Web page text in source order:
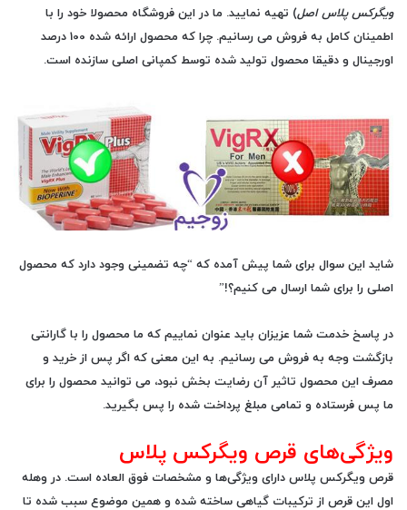
ویگرکس پلاس اصل) تهیه نمایید. ما در این فروشگاه محصولا خود را با
اطمینان کامل به فروش می رسانیم. چرا که محصول ارائه شده 100 درصد
اورجینال و دقیقا محصول تولید شده توسط کمپانی اصلی سازنده است.
شاید این سوال برای شما پیش آمده که “چه تضمینی وجود دارد که محصول
اصلی را برای شما ارسال می کنیم؟!”
در پاسخ خدمت شما عزیزان باید عنوان نماییم که ما محصول را با گارانتی
بازگشت وجه به فروش می رسانیم. به این معنی که اگر پس از خرید و
مصرف این محصول تاثیر آن رضایت بخش نبود، می توانید محصول را برای
ما پس فرستاده و تمامی مبلغ پرداخت شده را پس بگیرید.
ویژگی‌های قرص ویگرکس پلاس
قرص ویگرکس پلاس دارای ویژگی‌ها و مشخصات فوق‌ العاده است. در وهله
اول این قرص از ترکیبات گیاهی ساخته شده و همین موضوع سبب شده تا